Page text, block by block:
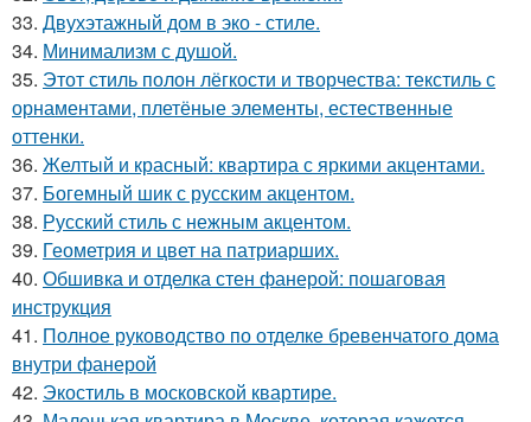
33. Двухэтажный дом в эко - стиле.
34. Минимализм с душой.
35. Этот стиль полон лёгкости и творчества: текстиль с
орнаментами, плетёные элементы, естественные
оттенки.
36. Желтый и красный: квартира с яркими акцентами.
37. Богемный шик с русским акцентом.
38. Русский стиль с нежным акцентом.
39. Геометрия и цвет на патриарших.
40. Обшивка и отделка стен фанерой: пошаговая
инструкция
41. Полное руководство по отделке бревенчатого дома
внутри фанерой
42. Экостиль в московской квартире.